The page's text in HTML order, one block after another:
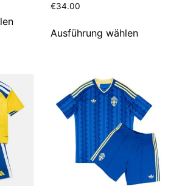
€34.00
Ausführung wählen